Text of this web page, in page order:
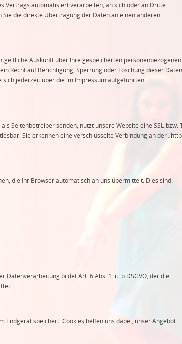
Vertrags automatisiert verarbeiten, an sich oder an Dritte
die direkte Übertragung der Daten an einen anderen
Auskunft über Ihre gespeicherten personenbezogenen
Recht auf Berichtigung, Sperrung oder Löschung dieser
sich jederzeit über die im Impressum aufgeführten
Seitenbetreiber senden, nutzt unsere Website eine SSL-bzw.
Sie erkennen eine verschlüsselte Verbindung an der
die Ihr Browser automatisch an uns übermittelt. Dies sind:
bildet Art. 6 Abs. 1 lit. b DSGVO, der die
Endgerät speichert. Cookies helfen uns dabei, unser Angebot